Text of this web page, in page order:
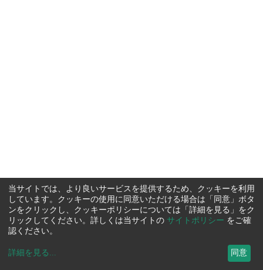
当サイトでは、より良いサービスを提供するため、クッキーを利用
しています。クッキーの使用に同意いただける場合は「同意」ボタ
ンをクリックし、クッキーポリシーについては「詳細を見る」をク
リックしてください。詳しくは当サイトの サイトポリシー をご確
認ください。
詳細を見る ... 同意